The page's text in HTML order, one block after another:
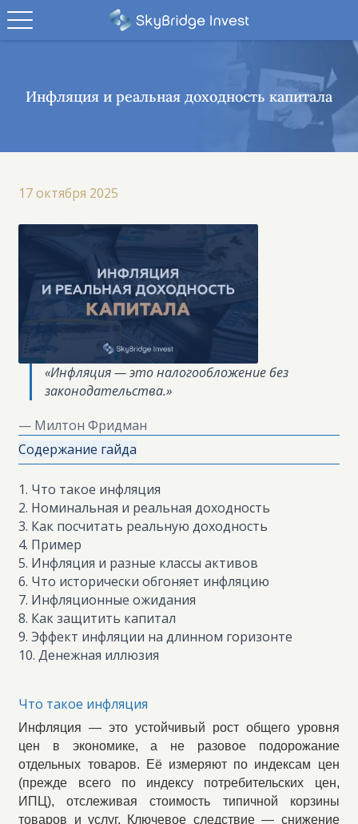
Инфляция и реальная доходность капитала
17 октября 2025
«Инфляция — это налогообложение без
законодательства.»
— Милтон Фридман
Содержание гайда
1. Что такое инфляция
2. Номинальная и реальная доходность
3. Как посчитать реальную доходность
4. Пример
5. Инфляция и разные классы активов
6. Что исторически обгоняет инфляцию
7. Инфляционные ожидания
8. Как защитить капитал
9. Эффект инфляции на длинном горизонте
10. Денежная иллюзия
Что такое инфляция
Инфляция — это устойчивый рост общего уровня
цен в экономике, а не разовое подорожание
отдельных товаров. Её измеряют по индексам цен
(прежде всего по индексу потребительских цен,
ИПЦ), отслеживая стоимость типичной корзины
товаров и услуг. Ключевое следствие — снижение